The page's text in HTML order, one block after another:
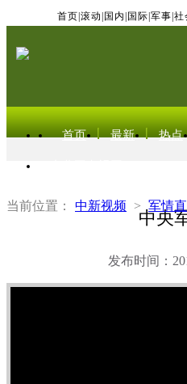
首页 滚动 国内 国际 军事 社
首页 最新 热点
当前位置： 中新视频 > 军情
中央
发布时间：